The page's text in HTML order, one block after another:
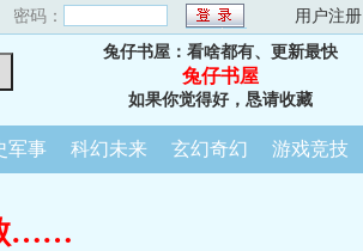
密码： 用户注册
兔仔书屋：看啥都有、更新最快
兔仔书屋
如果你觉得好，恳请收藏
军事 科幻未来 玄幻奇幻 游戏竞技
……